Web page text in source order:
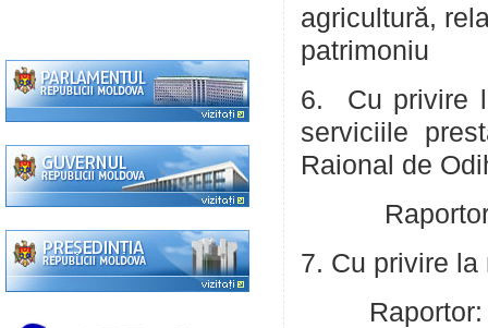
patrimoniu
6. Cu privire
serviciile
Raional de
Raportor:
7. Cu privire
Raportor: